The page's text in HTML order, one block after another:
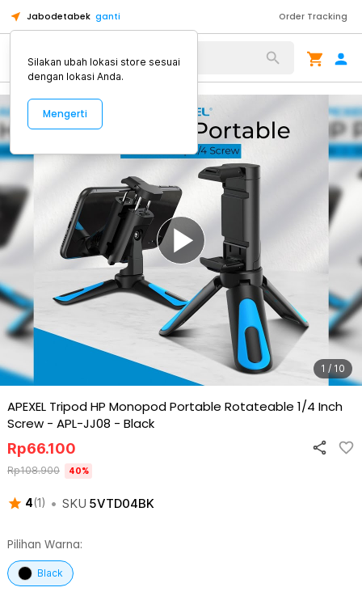
Jabodetabek ganti Order Tracking
Alat Kopi
1 / 10
APEXEL Tripod HP Monopod Portable Rotateable 1/4 Inch
Screw - APL-JJ08 - Black
4(1 ) • SKU 5VTD04BK
Rp66.100
Rp108.900 40%
Pilihan Warna:
Black
Silakan ubah lokasi store sesuai
dengan lokasi Anda.
Mengerti